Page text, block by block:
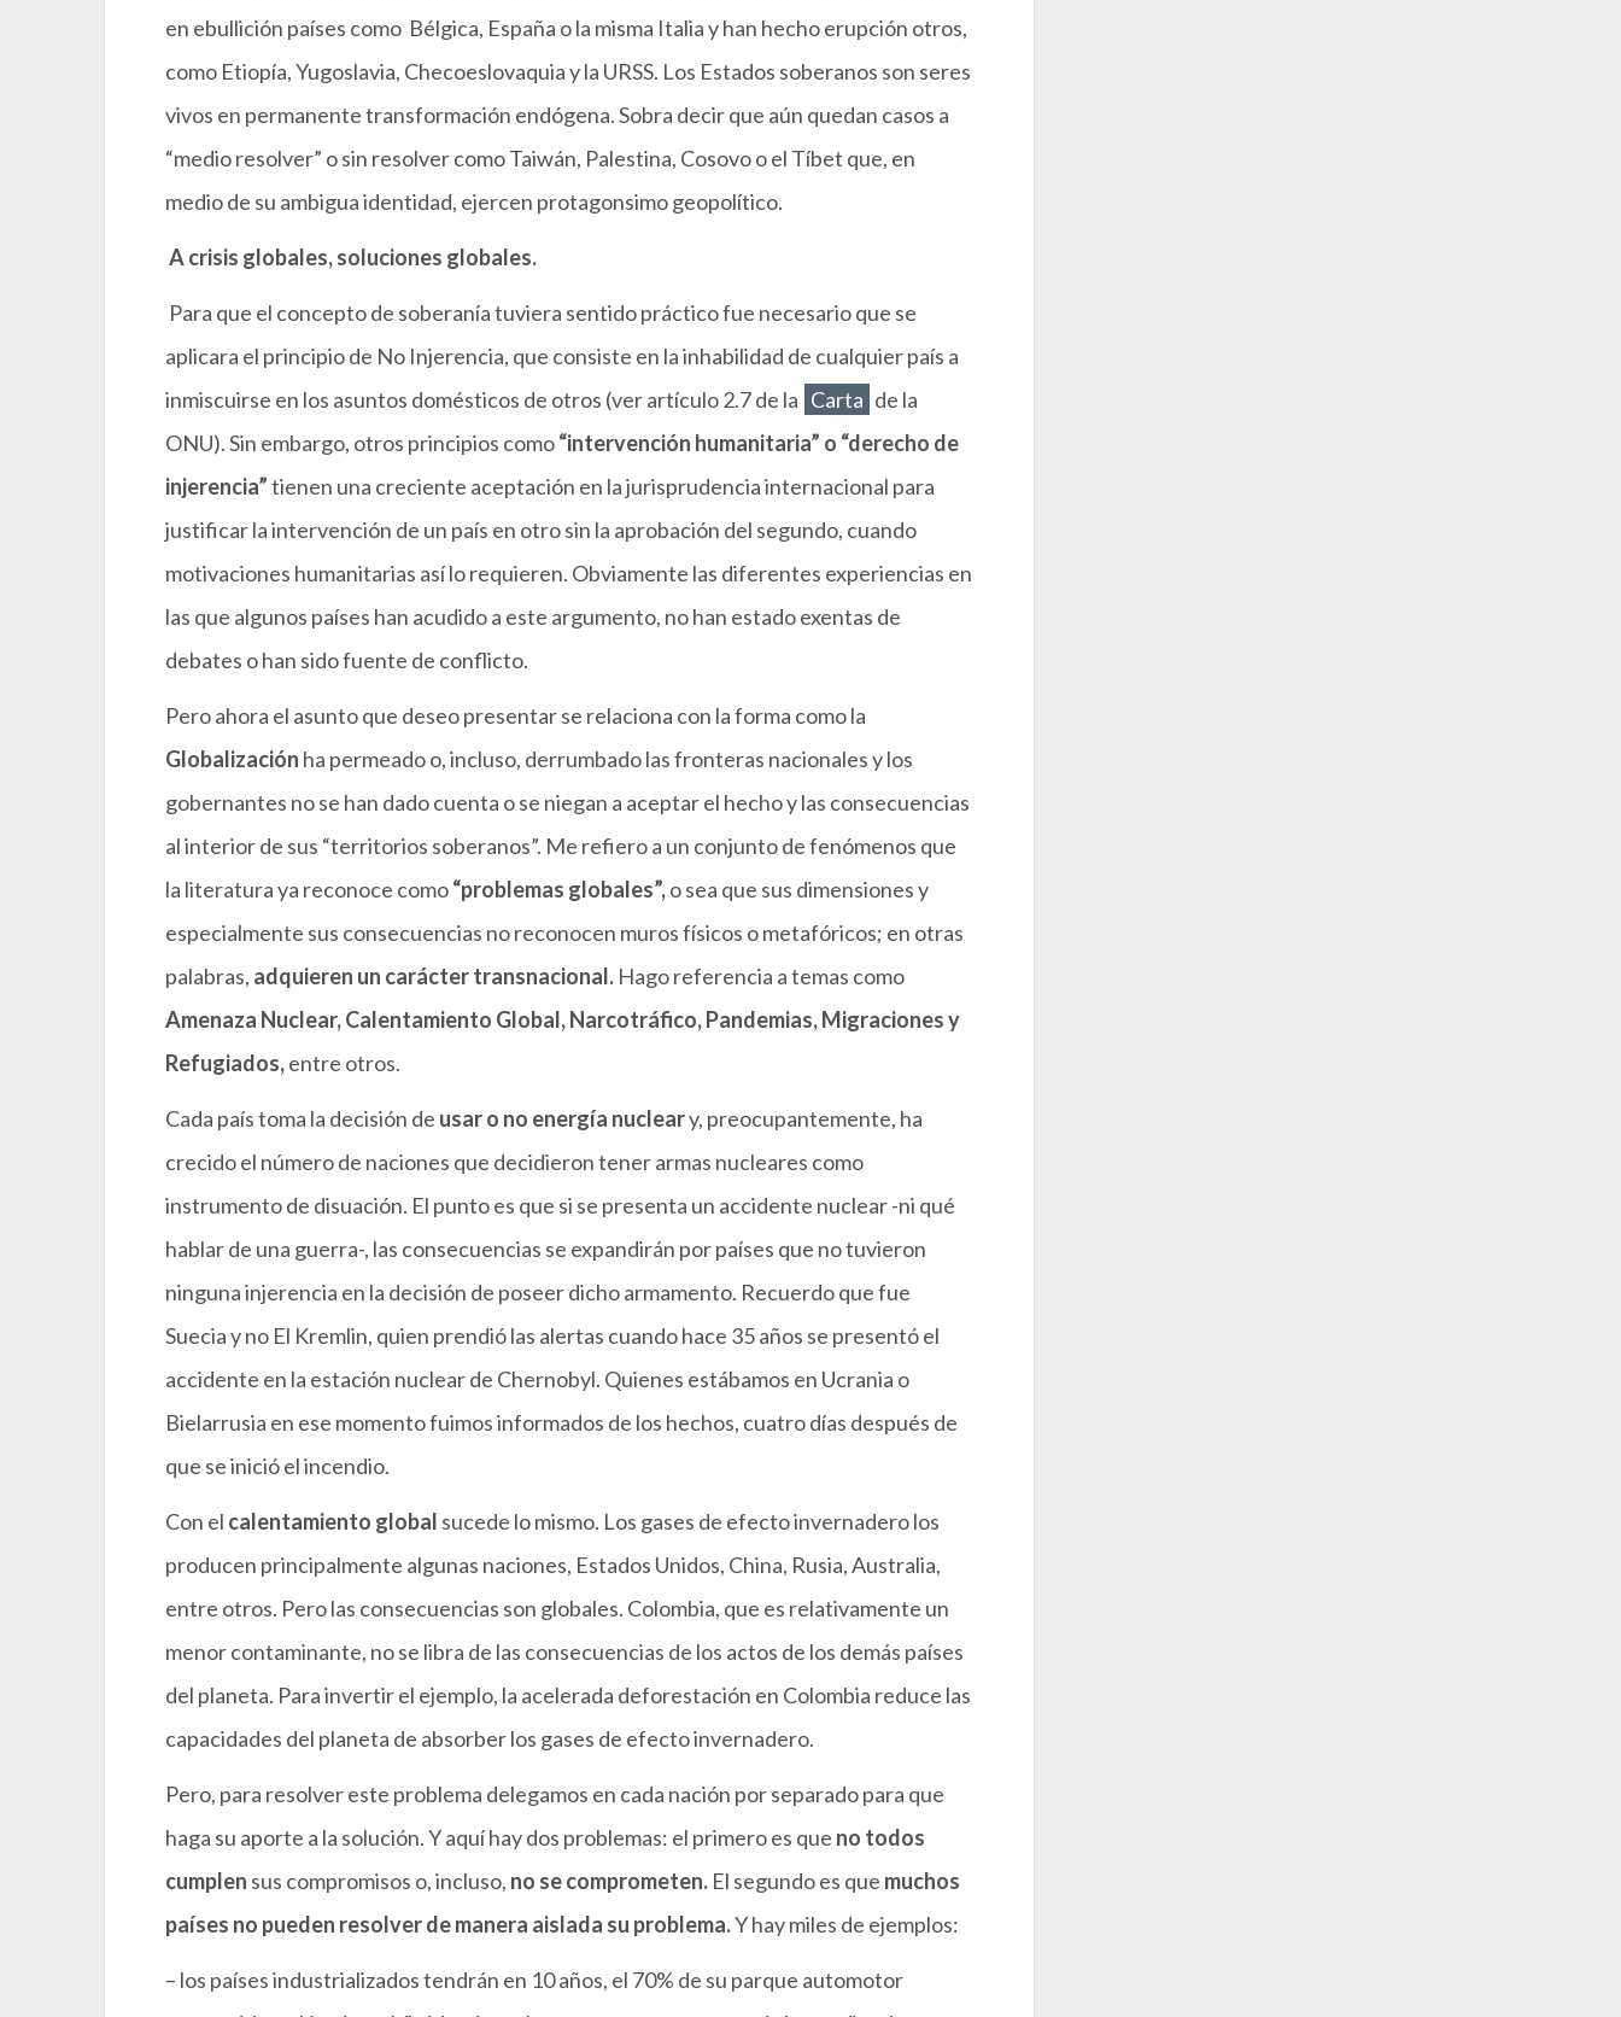
en ebullición países como Bélgica, España o la misma Italia y han hecho erupción otros,
como Etiopía, Yugoslavia, Checoeslovaquia y la URSS. Los Estados soberanos son seres
vivos en permanente transformación endógena. Sobra decir que aún quedan casos a
“medio resolver” o sin resolver como Taiwán, Palestina, Cosovo o el Tíbet que, en
medio de su ambigua identidad, ejercen protagonsimo geopolítico.
A crisis globales, soluciones globales.
Para que el concepto de soberanía tuviera sentido práctico fue necesario que se
aplicara el principio de No Injerencia, que consiste en la inhabilidad de cualquier país a
inmiscuirse en los asuntos domésticos de otros (ver artículo 2.7 de la Carta de la
ONU). Sin embargo, otros principios como“intervención humanitaria” o “derecho de
injerencia”tienen una creciente aceptación en la jurisprudencia internacional para
justificar la intervención de un país en otro sin la aprobación del segundo, cuando
motivaciones humanitarias así lo requieren. Obviamente las diferentes experiencias en
las que algunos países han acudido a este argumento, no han estado exentas de
debates o han sido fuente de conflicto.
Pero ahora el asunto que deseo presentar se relaciona con la forma como la
Globalización ha permeado o, incluso, derrumbado las fronteras nacionales y los
gobernantes no se han dado cuenta o se niegan a aceptar el hecho y las consecuencias
al interior de sus “territorios soberanos”. Me refiero a un conjunto de fenómenos que
la literatura ya reconoce como“problemas globales”,o sea que sus dimensiones y
especialmente sus consecuencias no reconocen muros físicos o metafóricos; en otras
palabras, adquieren un carácter transnacional. Hago referencia a temas como
Amenaza Nuclear, Calentamiento Global, Narcotráfico, Pandemias, Migraciones y
Refugiados,entre otros.
Cada país toma la decisión de usar o no energía nucleary, preocupantemente, ha
crecido el número de naciones que decidieron tener armas nucleares como
instrumento de disuación. El punto es que si se presenta un accidente nuclear -ni qué
hablar de una guerra-, las consecuencias se expandirán por países que no tuvieron
ninguna injerencia en la decisión de poseer dicho armamento. Recuerdo que fue
Suecia y no El Kremlin, quien prendió las alertas cuando hace 35 años se presentó el
accidente en la estación nuclear de Chernobyl. Quienes estábamos en Ucrania o
Bielarrusia en ese momento fuimos informados de los hechos, cuatro días después de
que se inició el incendio.
Con el calentamiento global sucede lo mismo. Los gases de efecto invernadero los
producen principalmente algunas naciones, Estados Unidos, China, Rusia, Australia,
entre otros. Pero las consecuencias son globales. Colombia, que es relativamente un
menor contaminante, no se libra de las consecuencias de los actos de los demás países
del planeta. Para invertir el ejemplo, la acelerada deforestación en Colombia reduce las
capacidades del planeta de absorber los gases de efecto invernadero.
Pero, para resolver este problema delegamos en cada nación por separado para que
haga su aporte a la solución. Y aquí hay dos problemas: el primero es que no todos
cumplen sus compromisos o, incluso, no se comprometen. El segundo es que muchos
países no pueden resolver de manera aislada su problema.Y hay miles de ejemplos:
– los países industrializados tendrán en 10 años, el 70% de su parque automotor